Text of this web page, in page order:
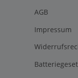
AGB
Impressum